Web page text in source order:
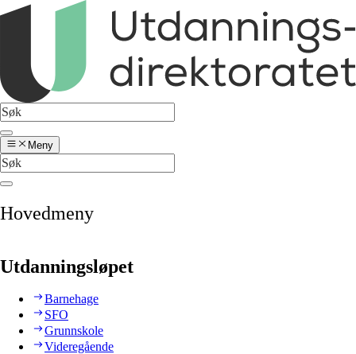
Meny
Hovedmeny
Utdanningsløpet
Barnehage
SFO
Grunnskole
Videregående